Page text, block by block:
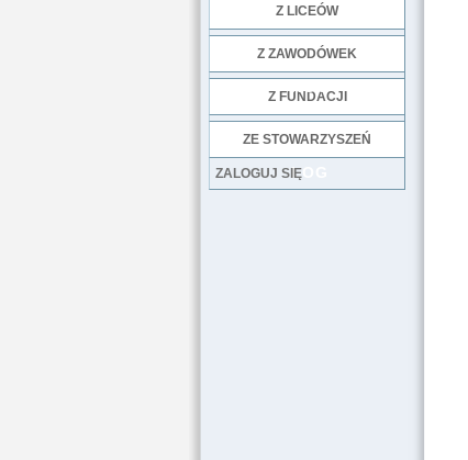
Z LICEÓW
Z ZAWODÓWEK
Z FUNDACJI
ZE STOWARZYSZEŃ
LOG
ZALOGUJ SIĘ